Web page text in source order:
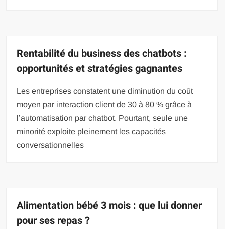
Rentabilité du business des chatbots :
opportunités et stratégies gagnantes
Les entreprises constatent une diminution du coût
moyen par interaction client de 30 à 80 % grâce à
l’automatisation par chatbot. Pourtant, seule une
minorité exploite pleinement les capacités
conversationnelles
Alimentation bébé 3 mois : que lui donner
pour ses repas ?